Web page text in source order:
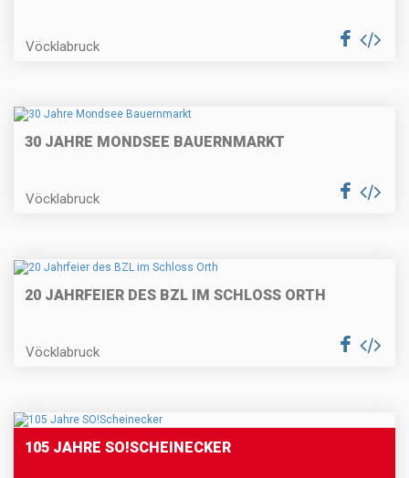
Vöcklabruck
30 JAHRE MONDSEE BAUERNMARKT
Vöcklabruck
20 JAHRFEIER DES BZL IM SCHLOSS ORTH
Vöcklabruck
105 JAHRE SO!SCHEINECKER